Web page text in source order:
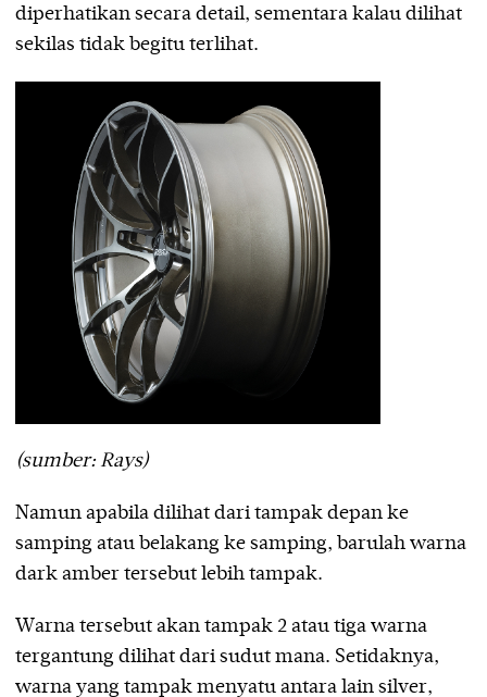
diperhatikan secara detail, sementara kalau dilihat
sekilas tidak begitu terlihat.
(sumber: Rays)
Namun apabila dilihat dari tampak depan ke
samping atau belakang ke samping, barulah warna
dark amber tersebut lebih tampak.
Warna tersebut akan tampak 2 atau tiga warna
tergantung dilihat dari sudut mana. Setidaknya,
warna yang tampak menyatu antara lain silver,